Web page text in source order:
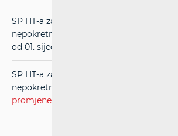
SP HT-a za usluge međupovezivanja u
nepokretnih komunikacija (RIO) (
od 01. siječnja 2014.)
SP HT-a za usluge međupovezivanja u
nepokretnih komunikacija (RIO) (
promjene